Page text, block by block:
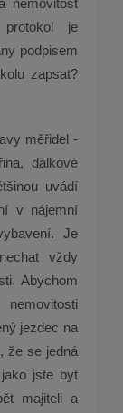
nemovitost
je
podpisem
zapsat?
měřidel -
dálkové
uvádí
v nájemní
Je
vždy
Abychom
jezdec na
že se jedná
jste byt
majiteli a